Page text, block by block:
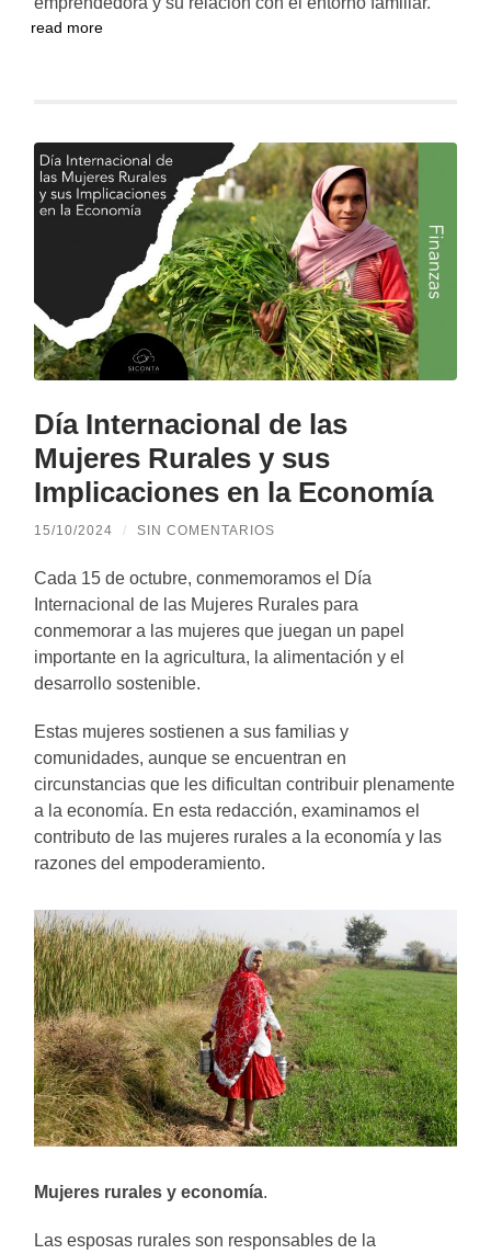
read more
Día Internacional de las
Mujeres Rurales y sus
Implicaciones en la Economía
15/10/2024 / SIN COMENTARIOS
Cada 15 de octubre, conmemoramos el Día
Internacional de las Mujeres Rurales para
conmemorar a las mujeres que juegan un papel
importante en la agricultura, la alimentación y el
desarrollo sostenible.
Estas mujeres sostienen a sus familias y
comunidades, aunque se encuentran en
circunstancias que les dificultan contribuir plenamente
a la economía. En esta redacción, examinamos el
contributo de las mujeres rurales a la economía y las
razones del empoderamiento.
Mujeres rurales y economía.
Las esposas rurales son responsables de la